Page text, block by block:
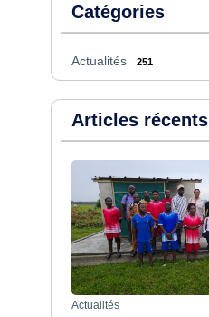
Catégories
Actualités 251
Articles récents
Actualités